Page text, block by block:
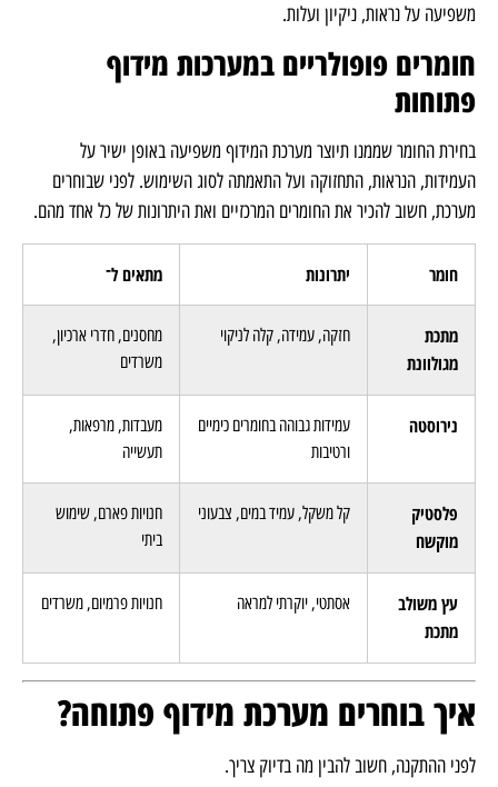
משפיעה על נראות, ניקיון ועלות.
חומרים פופולריים במערכות מידוף
פתוחות
בחירת החומר שממנו תיוצר מערכת המידוף משפיעה באופן ישיר על
העמידות, הנראות, התחזוקה ועל התאמתה לסוג השימוש. לפני שבוחרים
מערכת, חשוב להכיר את החומרים המרכזיים ואת היתרונות של כל אחד מהם.
חומר יתרונות מתאים ל־
מתכת
מגולוונת
חזקה, עמידה, קלה לניקוי
מחסנים, חדרי ארכיון,
משרדים
נירוסטה
עמידות גבוהה בחומרים כימיים
ורטיבות
מעבדות, מרפאות,
תעשייה
פלסטיק
מוקשח
קל משקל, עמיד במים, צבעוני
חנויות פארם, שימוש
ביתי
עץ משולב
מתכת
אסתטי, יוקרתי למראה חנויות פרמיום, משרדים
איך בוחרים מערכת מידוף פתוחה?
לפני ההתקנה, חשוב להבין מה בדיוק צריך.